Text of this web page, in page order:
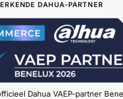
ERKENDE DAHUA-PARTNER
Dahua VAEP-partner